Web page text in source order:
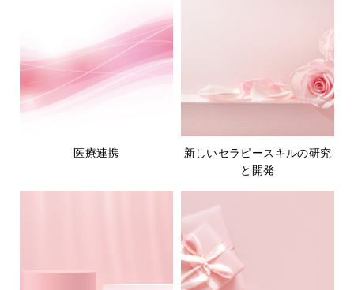
医療連携
新しいセラピースキルの研究
と開発